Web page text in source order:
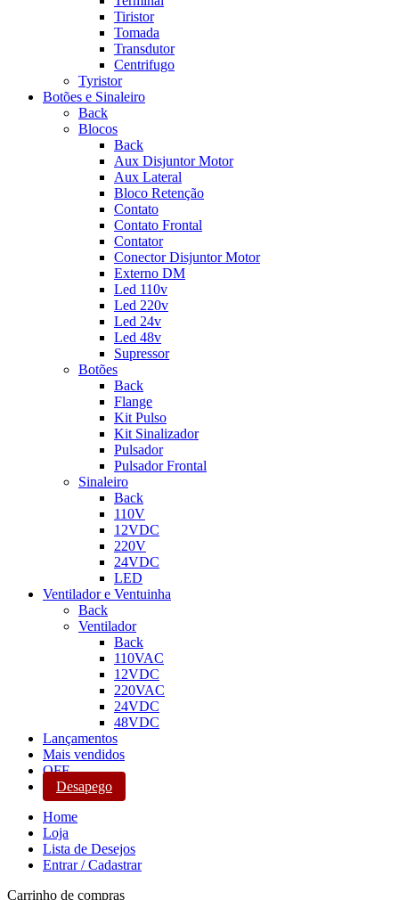
Tiristor
Tomada
Transdutor
Centrifugo
Tyristor
Botões e Sinaleiro
Back
Blocos
Back
Aux Disjuntor Motor
Aux Lateral
Bloco Retenção
Contato
Contato Frontal
Contator
Conector Disjuntor Motor
Externo DM
Led 110v
Led 220v
Led 24v
Led 48v
Supressor
Botões
Back
Flange
Kit Pulso
Kit Sinalizador
Pulsador
Pulsador Frontal
Sinaleiro
Back
110V
12VDC
220V
24VDC
LED
Ventilador e Ventuinha
Back
Ventilador
Back
110VAC
12VDC
220VAC
24VDC
48VDC
Lançamentos
Mais vendidos
OFF
Desapego
Home
Loja
Lista de Desejos
Entrar / Cadastrar
Carrinho de compras